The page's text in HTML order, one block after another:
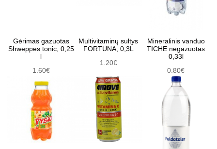
Gėrimas gazuotas
Shweppes tonic, 0,25
l
1.60€
Multivitaminų sultys
FORTUNA, 0,3L
1.20€
Mineralinis vanduo
TICHE negazuotas
0,33l
0.80€